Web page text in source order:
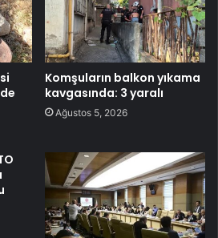
Komşuların balkon yıkama
kavgasında: 3 yaralı
Ağustos 5, 2026